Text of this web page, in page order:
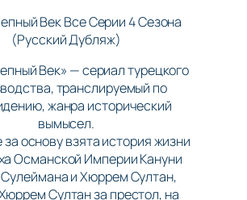
Век Все Серии 4 Сезона
(Русский Дубляж)
Век» — сериал турецкого
транслируемый по
жанра исторический
вымысел.
за основу взята история жизни
Османской Империи Кануни
и Хюррем Султан,
Султан за престол, на